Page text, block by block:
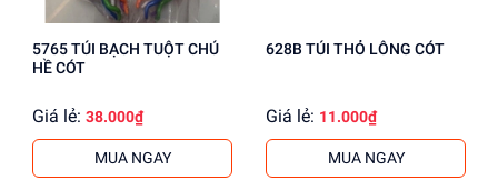
5765 TÚI BẠCH TUỘT CHÚ
HỀ CÓT
Giá lẻ: 38.000₫
MUA NGAY
628B TÚI THỎ LÔNG CÓT
Giá lẻ: 11.000₫
MUA NGAY